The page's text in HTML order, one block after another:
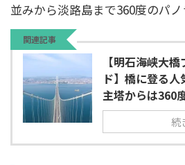
並みから淡路島まで360度のパノ
関連記事
【明石海峡大
ド】橋に登る人
主塔からは360
続